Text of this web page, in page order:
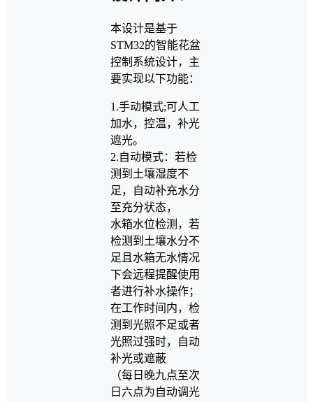
本设计是基于
STM32的智能花盆
控制系统设计，主
要实现以下功能：
1.手动模式;可人工
加水，控温，补光
遮光。
2.自动模式：若检
测到土壤湿度不
足，自动补充水分
至充分状态，
水箱水位检测，若
检测到土壤水分不
足且水箱无水情况
下会远程提醒使用
者进行补水操作；
在工作时间内，检
测到光照不足或者
光照过强时，自动
补光或遮蔽
（每日晚九点至次
日六点为自动调光